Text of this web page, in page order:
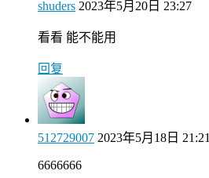
shuders 2023年5月20日 23:27
看看 能不能用
回复
512729007 2023年5月18日 21:21
6666666